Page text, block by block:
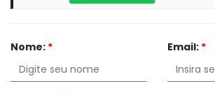
Nome: * Email: *